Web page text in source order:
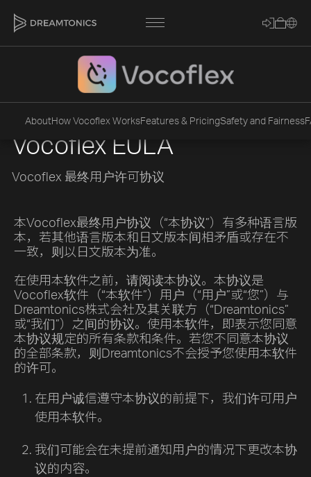
AboutHow Vocoflex WorksFeatures & PricingSafety and Fairness
Vocoflex EULA
Vocoflex 最终用户许可协议
本Vocoflex最终用户协议（“本协议”）有多种语言版
本，若其他语言版本和日文版本间相矛盾或存在不
一致，则以日文版本为准。
在使用本软件之前，请阅读本协议。本协议是
Vocoflex软件（“本软件”）用户（“用户”或“您”）与
Dreamtonics株式会社及其关联方（“Dreamtonics”
或“我们”）之间的协议。使用本软件，即表示您同意
本协议规定的所有条款和条件。若您不同意本协议
的全部条款，则Dreamtonics不会授予您使用本软件
的许可。
在用户诚信遵守本协议的前提下，我们许可用户
使用本软件。
我们可能会在未提前通知用户的情况下更改本协
议的内容。
[title]
[caption]
Trackname